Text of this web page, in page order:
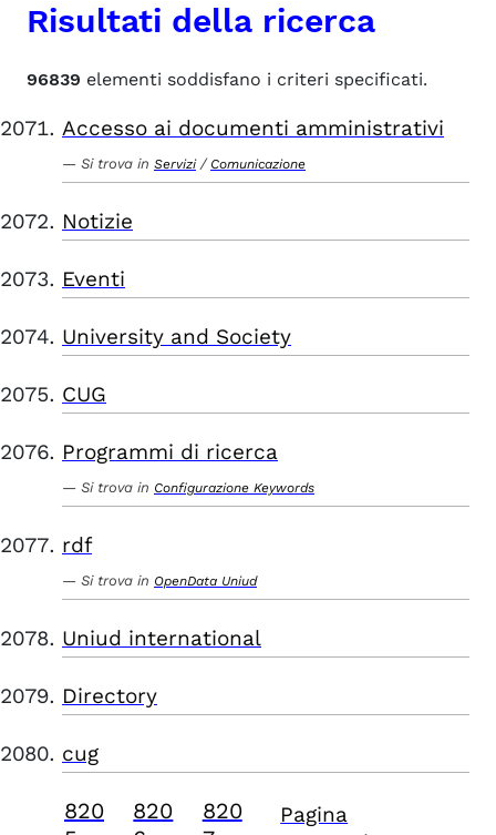
Risultati della ricerca
96839 elementi soddisfano i criteri specificati.
Accesso ai documenti amministrativi
Si trova in Servizi / Comunicazione
Notizie
Eventi
University and Society
CUG
Programmi di ricerca
Si trova in Configurazione Keywords
rdf
Si trova in OpenData Uniud
Uniud international
Directory
cug
820
820
820
Pagina